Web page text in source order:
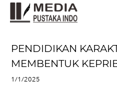
PENDIDIKAN
MEMBENTUK
1/1/2025